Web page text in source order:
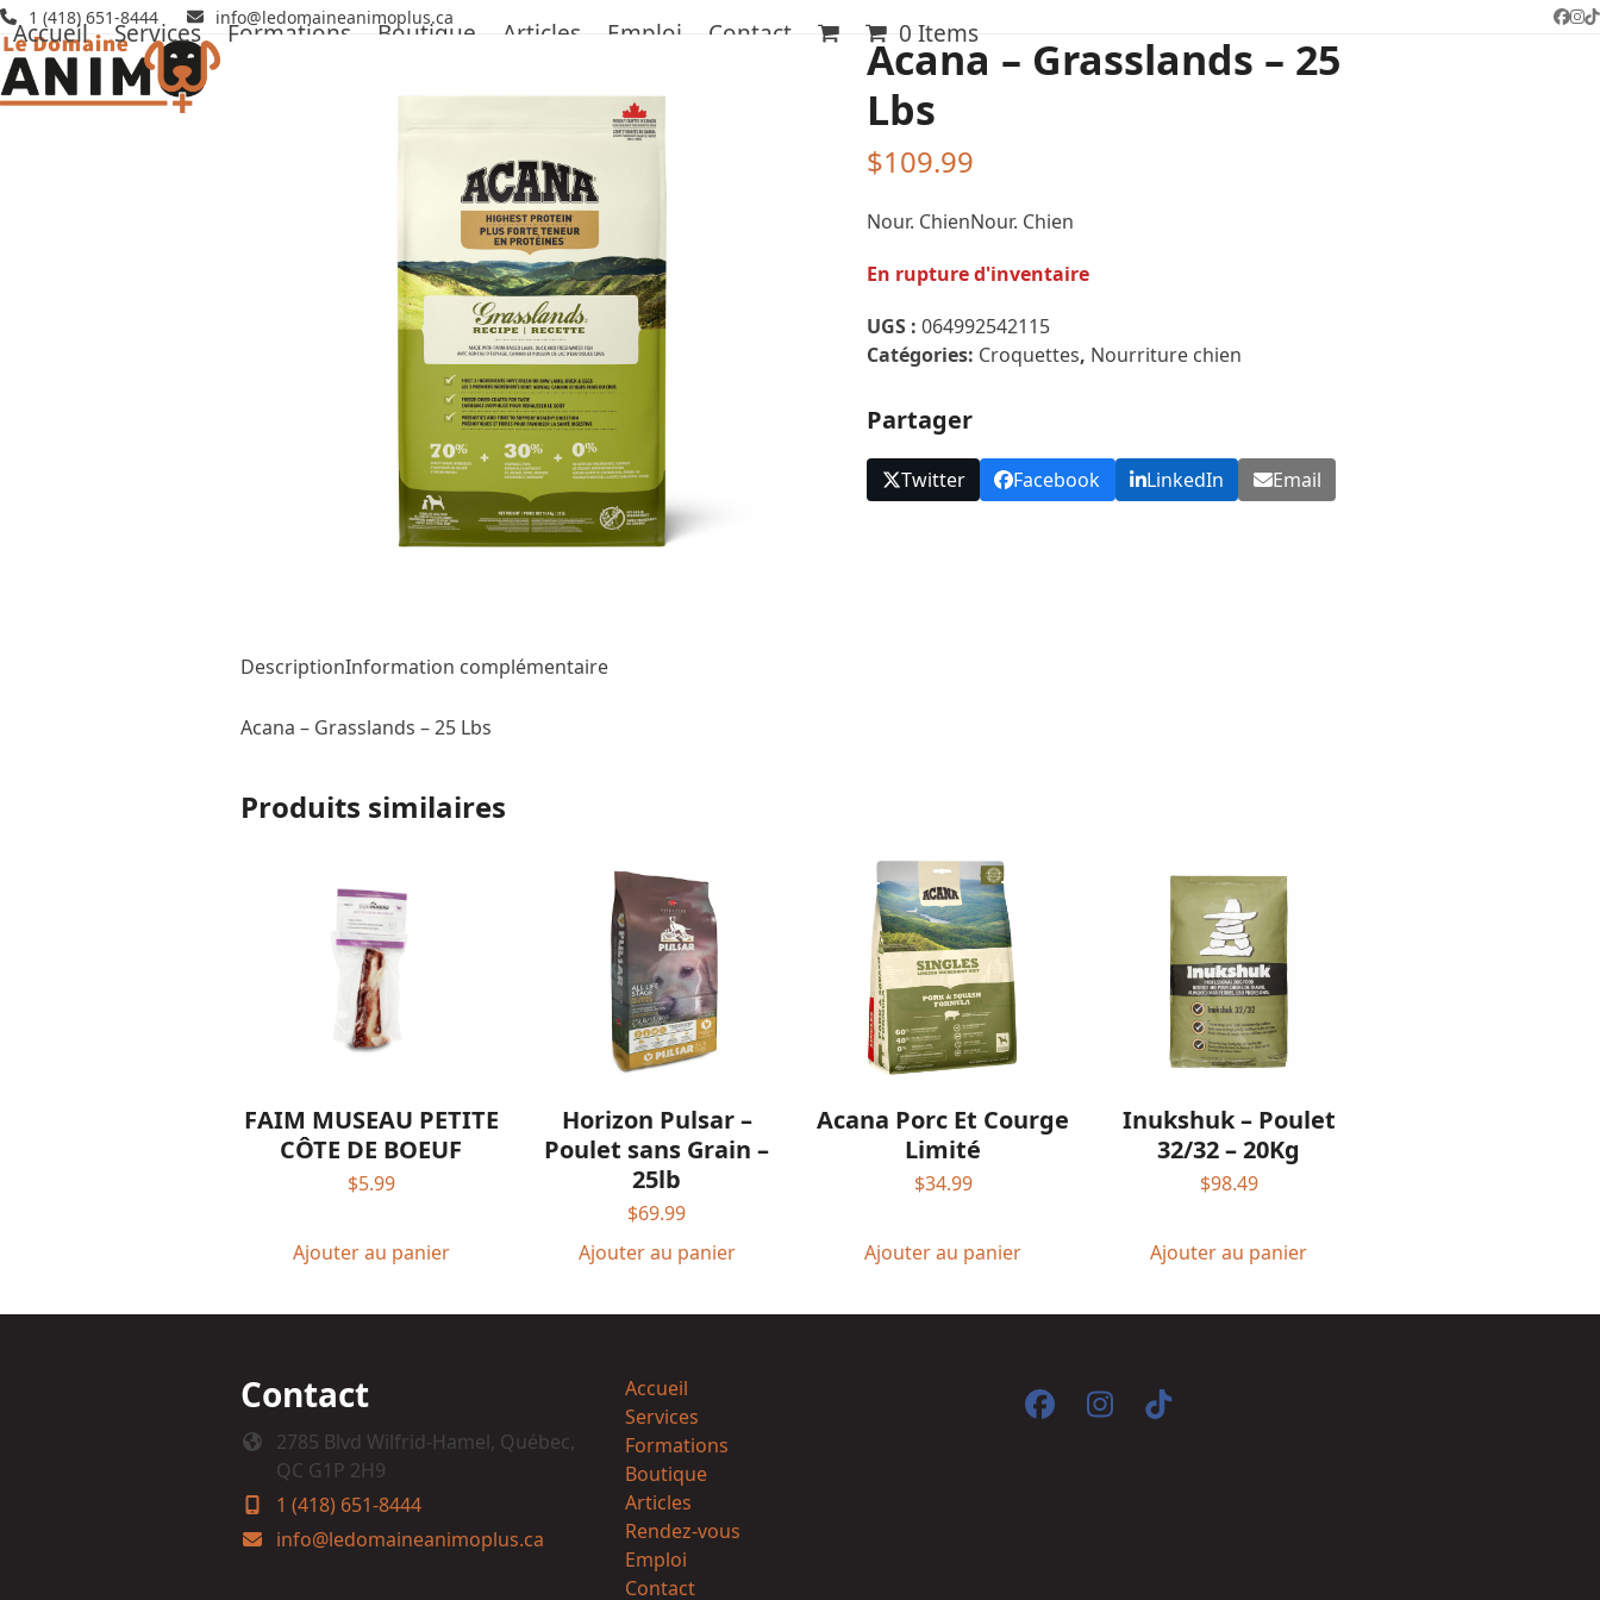
Skip
to
content
1 (418) 651-8444 info@ledomaineanimoplus.ca
Accueil Services Formations Boutique Articles Emploi Contact 0 Items
Acana – Grasslands – 25
Lbs
$109.99
Nour. ChienNour. Chien
En rupture d'inventaire
UGS :064992542115
Catégories: Croquettes, Nourriture chien
Partager
Twitter Facebook LinkedIn Email
DescriptionInformation complémentaire
Acana – Grasslands – 25 Lbs
Produits similaires
FAIM MUSEAU PETITE
CÔTE DE BOEUF
$5.99
Ajouter au panier
Horizon Pulsar –
Poulet sans Grain –
25lb
$69.99
Ajouter au panier
Acana Porc Et Courge
Limité
$34.99
Ajouter au panier
Inukshuk – Poulet
32/32 – 20Kg
$98.49
Ajouter au panier
Contact
2785 Blvd Wilfrid-Hamel, Québec,
QC G1P 2H9
1 (418) 651-8444
info@ledomaineanimoplus.ca
Accueil
Services
Formations
Boutique
Articles
Rendez-vous
Emploi
Contact
Facebook
Instagram
Tiktok